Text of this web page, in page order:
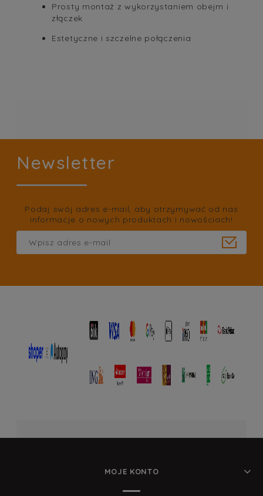
Prosty montaż z wykorzystaniem obejm i
złączek
Estetyczne i szczelne połączenia
Newsletter
Podaj swój adres e-mail, aby otrzymywać od nas
informacje o nowych produktach i nowościach!
MOJE KONTO